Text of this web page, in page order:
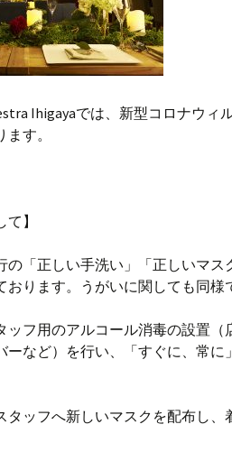
Ihigayaでは、新型コロナウィ
す。
】
の「正しい手洗い」「正しいマ
おります。うがいに関しても同様
ッフ用のアルコール消毒の設置
ーなど）を行い、「すぐに、常に
タッフへ新しいマスクを配布し